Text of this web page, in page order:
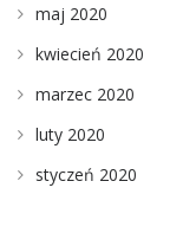
maj 2020
kwiecień 2020
marzec 2020
luty 2020
styczeń 2020